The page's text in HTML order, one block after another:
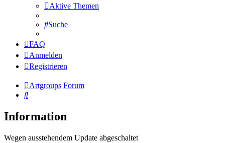
Aktive Themen
Suche
FAQ
Anmelden
Registrieren
Artgroups Forum
Suche
Information
Wegen ausstehendem Update abgeschaltet